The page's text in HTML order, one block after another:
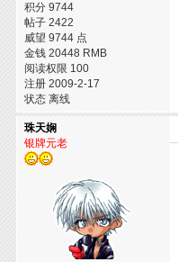
积分 9744
帖子 2422
威望 9744 点
金钱 20448 RMB
阅读权限 100
注册 2009-2-17
状态 离线
珠天娴
银牌元老